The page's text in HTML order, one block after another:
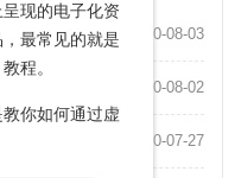
2020-08-03
2020-08-02
2020-07-27
现的电子化资
最常见的就是
程。
你如何通过虚